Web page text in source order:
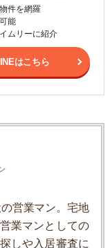
件を網羅
能
ムリーに紹介
はこちら
営業マン。宅地
業マンとしての
しや入居審査に